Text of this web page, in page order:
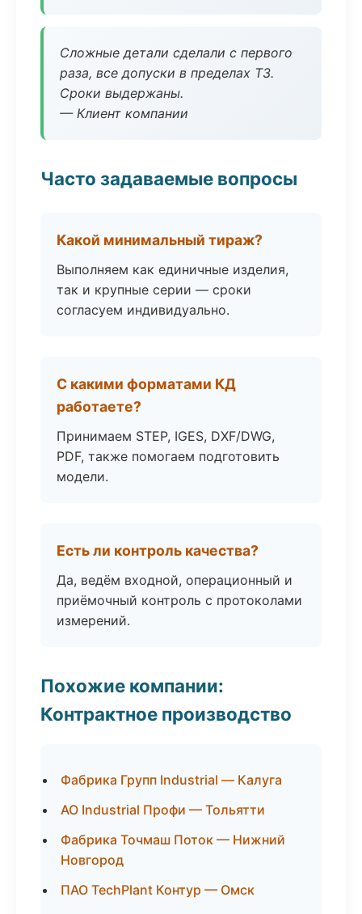
Сложные детали сделали с первого
раза, все допуски в пределах ТЗ.
Сроки выдержаны.
— Клиент компании
Часто задаваемые вопросы
Какой минимальный тираж?
Выполняем как единичные изделия,
так и крупные серии — сроки
согласуем индивидуально.
С какими форматами КД
работаете?
Принимаем STEP, IGES, DXF/DWG,
PDF, также помогаем подготовить
модели.
Есть ли контроль качества?
Да, ведём входной, операционный и
приёмочный контроль с протоколами
измерений.
Похожие компании:
Контрактное производство
Фабрика Групп Industrial — Калуга
АО Industrial Профи — Тольятти
Фабрика Точмаш Поток — Нижний
Новгород
ПАО TechPlant Контур — Омск